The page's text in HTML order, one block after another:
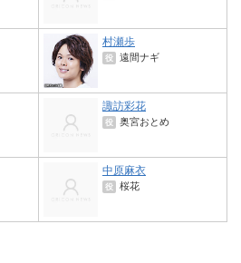
村瀬歩
役 遠間ナギ
諏訪彩花
役 奥宮おとめ
中原麻衣
役 桜花